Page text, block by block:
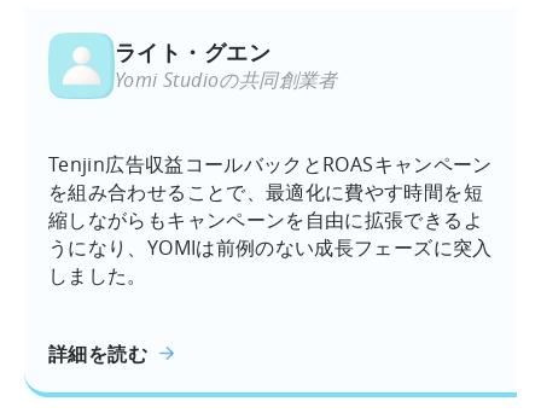
ライト・グエン
Yomi Studioの共同創業者
Tenjin広告収益コールバックとROASキャンペーン
を組み合わせることで、最適化に費やす時間を短
縮しながらもキャンペーンを自由に拡張できるよ
うになり、YOMIは前例のない成長フェーズに突入
しました。
詳細を読む